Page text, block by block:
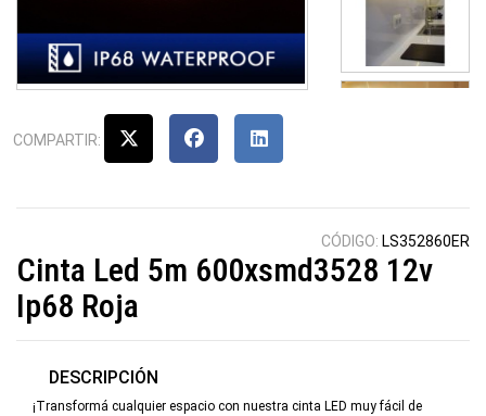
COMPARTIR:
CÓDIGO: LS352860ER
Cinta Led 5m 600xsmd3528 12v
Ip68 Roja
DESCRIPCIÓN
¡Transformá cualquier espacio con nuestra cinta LED muy fácil de